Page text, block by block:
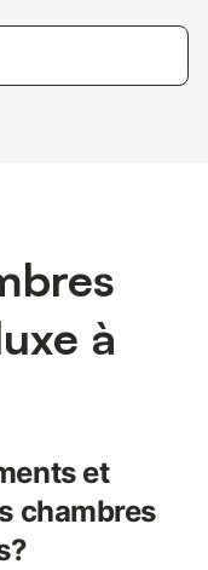
à
et
chambres